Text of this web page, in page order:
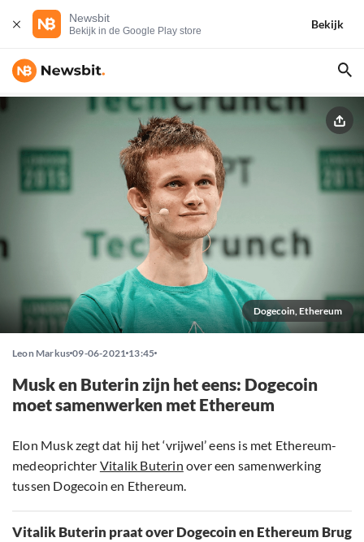
Newsbit
Bekijk in de Google Play store
Bekijk
Dogecoin, Ethereum
Leon Markus 09-06-2021 13:45
Musk en Buterin zijn het eens: Dogecoin
moet samenwerken met Ethereum
Elon Musk zegt dat hij het ‘vrijwel’ eens is met Ethereum-
medeoprichter Vitalik Buterin over een samenwerking
tussen Dogecoin en Ethereum.
Vitalik Buterin praat over Dogecoin en Ethereum Brug